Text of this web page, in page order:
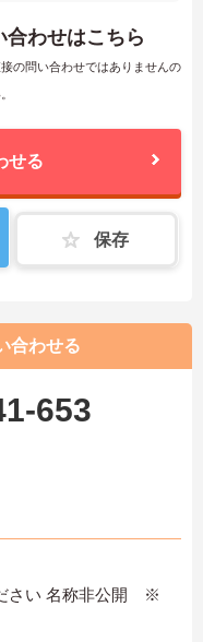
合わせはこちら
の問い合わせではありませんの
せる
保存
合わせる
653
さい 名称非公開 ※